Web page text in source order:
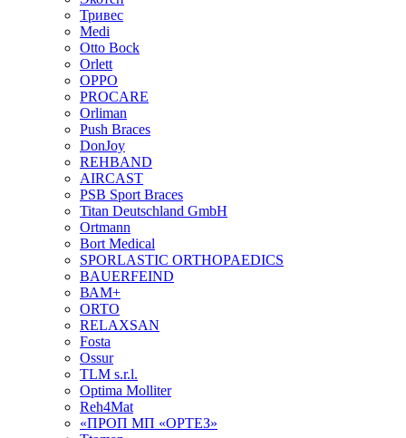
Тривес
Medi
Otto Bock
Orlett
OPPO
PROCARE
Orliman
Push Braces
DonJoy
REHBAND
AIRCAST
PSB Sport Braces
Titan Deutschland GmbH
Ortmann
Bort Medical
SPORLASTIC ORTHOPAEDICS
BAUERFEIND
ВАМ+
ORTO
RELAXSAN
Fosta
Ossur
TLM s.r.l.
Optima Molliter
Reh4Mat
«ПРОП МП «ОРТЕЗ»